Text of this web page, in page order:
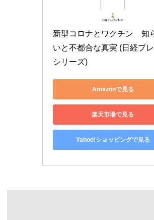
新型コロナとワクチン　知
いと不都合な真実 (日経プ
シリーズ)
Amazonで見る
楽天市場で見る
Yahoo!ショッピングで見る